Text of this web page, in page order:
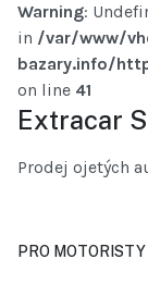
Warning:
in /var/www/
bazary.info/
on line 41
Extracar
Prodej ojetých
PRO MOTORISTY